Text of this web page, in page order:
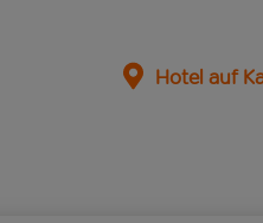
Hotel auf